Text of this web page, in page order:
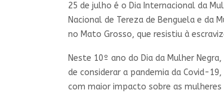
25 de julho é o Dia Internacional da
Nacional de Tereza de Benguela e da
no Mato Grosso, que resistiu à
Neste 10º ano do Dia da Mulher
de considerar a pandemia da Covid-
com maior impacto sobre as